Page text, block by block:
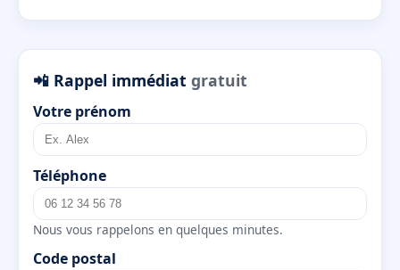
📲 Rappel immédiat gratuit
Votre prénom
Téléphone
Nous vous rappelons en quelques minutes.
Code postal